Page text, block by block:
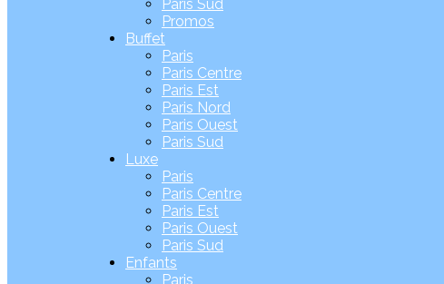
Paris Sud
Promos
Buffet
Paris
Paris Centre
Paris Est
Paris Nord
Paris Ouest
Paris Sud
Luxe
Paris
Paris Centre
Paris Est
Paris Ouest
Paris Sud
Enfants
Paris